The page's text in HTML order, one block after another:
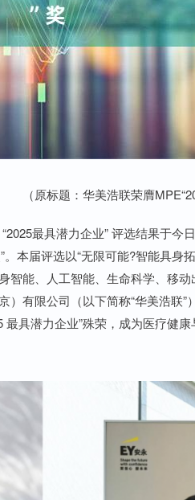
（原标题：华美浩联荣膺
最具潜力企业” 评选结果于今
本届评选以“无限可能?智能具身
智能、人工智能、生命科学、移
有限公司（以下简称“华美浩联
最具潜力企业”殊荣，成为医疗健
1.42% 沪深300